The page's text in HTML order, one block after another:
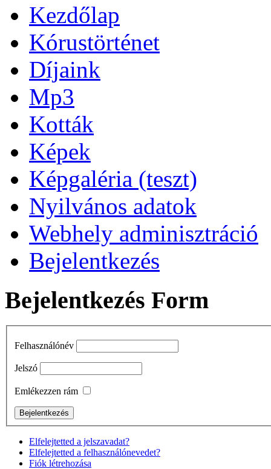
Kezdőlap
Kórustörténet
Díjaink
Mp3
Kották
Képek
Képgaléria (teszt)
Nyilvános adatok
Webhely adminisztráció
Bejelentkezés
Bejelentkezés Form
Felhasználónév
Jelszó
Emlékezzen rám
Elfelejtetted a jelszavadat?
Elfelejtetted a felhasználónevedet?
Fiók létrehozása